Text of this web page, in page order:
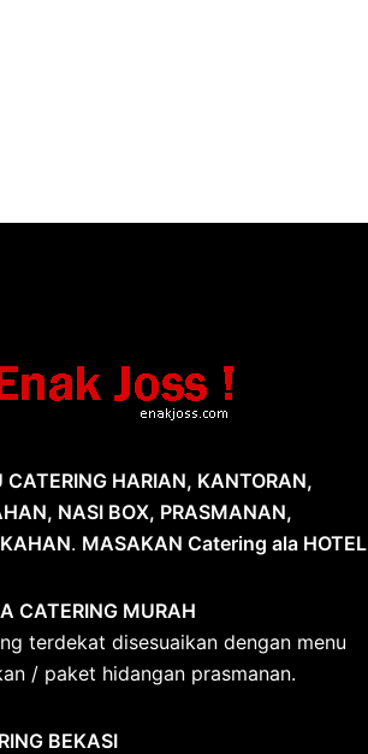
CATERING HARIAN, KANTORAN,
NASI BOX, PRASMANAN,
. MASAKAN Catering ala HOTEL
CATERING MURAH
terdekat disesuaikan dengan menu
/ paket hidangan prasmanan.
BEKASI